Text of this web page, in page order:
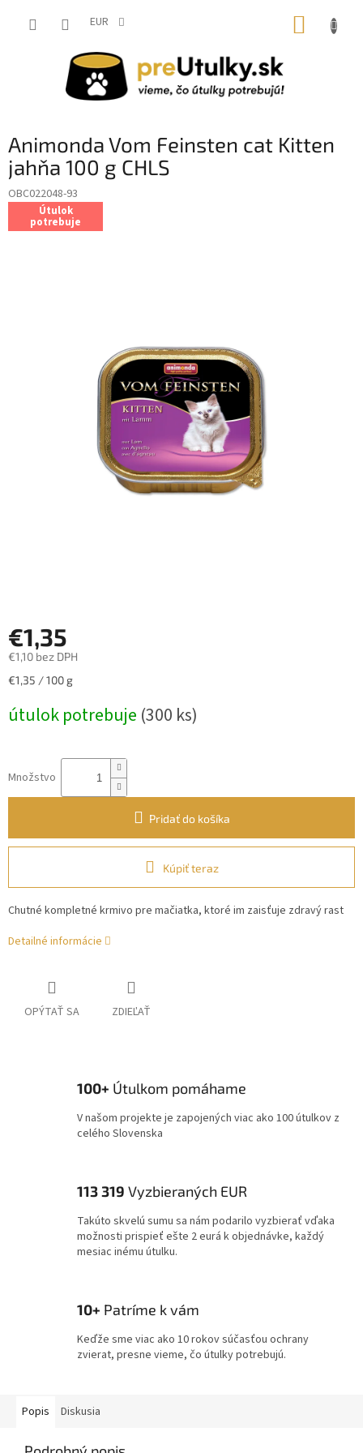
EUR
Animonda Vom Feinsten cat Kitten
jahňa 100 g CHLS
OBC022048-93
Útulok
potrebuje
€1,35
€1,10 bez DPH
Jednotková
€1,35 / 100 g
útulok potrebuje (300 ks)
Množstvo
Pridať do košíka
Kúpiť teraz
Chutné kompletné krmivo pre mačiatka, ktoré im zaisťuje zdravý rast
Detailné informácie
OPÝTAŤ SA ZDIEĽAŤ
100+ Útulkom pomáhame
V našom projekte je zapojených viac ako 100 útulkov z
celého Slovenska
113 319 Vyzbieraných EUR
Takúto skvelú sumu sa nám podarilo vyzbierať vďaka
možnosti prispieť ešte 2 eurá k objednávke, každý
mesiac inému útulku.
10+ Patríme k vám
Keďže sme viac ako 10 rokov súčasťou ochrany
zvierat, presne vieme, čo útulky potrebujú.
Popis Diskusia